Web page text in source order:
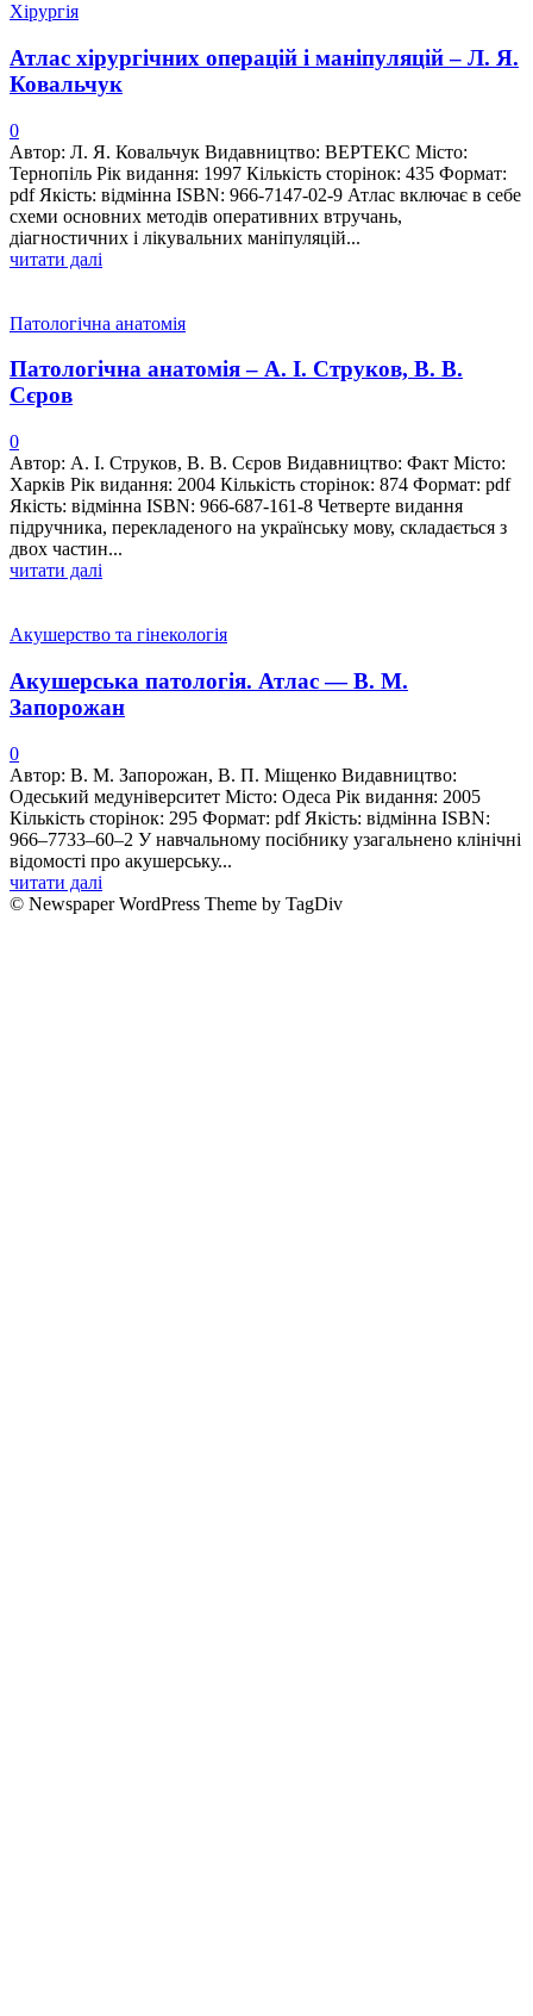
Хірургія
Атлас хірургічних операцій і маніпуляцій – Л. Я.
Ковальчук
0
Автор: Л. Я. Ковальчук Видавництво: ВЕРТЕКС Місто:
Тернопіль Рік видання: 1997 Кількість сторінок: 435 Формат:
pdf Якість: відмінна ISBN: 966-7147-02-9 Атлас включає в себе
схеми основних методів оперативних втручань,
діагностичних і лікувальних маніпуляцій...
читати далі
Патологічна анатомія
Патологічна анатомія – А. І. Струков, В. В.
Сєров
0
Автор: А. І. Струков, В. В. Сєров Видавництво: Факт Місто:
Харків Рік видання: 2004 Кількість сторінок: 874 Формат: pdf
Якість: відмінна ISBN: 966-687-161-8 Четверте видання
підручника, перекладеного на українську мову, складається з
двох частин...
читати далі
Акушерство та гінекологія
Акушерська патологія. Атлас — В. М.
Запорожан
0
Автор: В. М. Запорожан, В. П. Міщенко Видавництво:
Одеський медуніверситет Місто: Одеса Рік видання: 2005
Кількість сторінок: 295 Формат: pdf Якість: відмінна ISBN:
966–7733–60–2 У навчальному посiбнику узагальнено клiнiчнi
вiдомостi про акушерську...
читати далі
© Newspaper WordPress Theme by TagDiv